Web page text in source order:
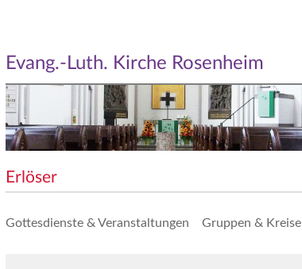
Evang.-Luth. Kirche Rosenheim
Erlöser
Gottesdienste & Veranstaltungen Gruppen & Kreise